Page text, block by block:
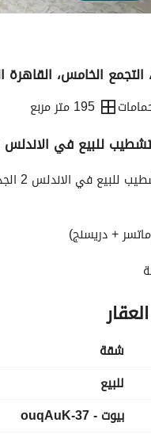
التجمع الخامس، القاهرة
195 متر مربع
الاتجاهات والمؤشرات
2 الجديدة - التجمع الخامس - القاهرة الجديدة
الجديدة - التجمع الخامس - القاهرة الجديدة
Real Estate aspects
شقة
للبيع
بيوت - 37-ouqAuK